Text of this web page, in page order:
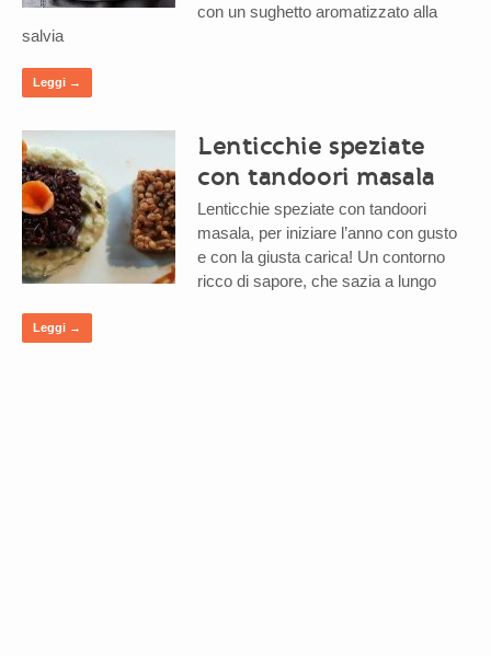
con un sughetto aromatizzato alla
salvia
Leggi →
Lenticchie speziate
con tandoori masala
Lenticchie speziate con tandoori
masala, per iniziare l’anno con gusto
e con la giusta carica! Un contorno
ricco di sapore, che sazia a lungo
Leggi →